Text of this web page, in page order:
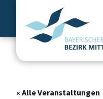
« Alle Veranstaltungen